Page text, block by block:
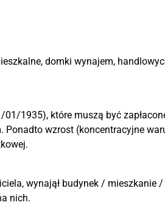
domki wynajem,
1935), które muszą być
Ponadto wzrost (koncentracyjne
wynajął budynek /
nich.